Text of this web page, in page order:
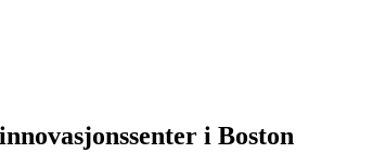
i Boston